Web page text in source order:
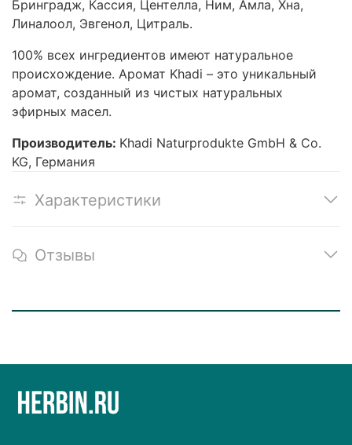
Бринградж, Кассия, Центелла, Ним, Амла, Хна,
Линалоол, Эвгенол, Цитраль.
100% всех ингредиентов имеют натуральное
происхождение. Аромат Khadi – это уникальный
аромат, созданный из чистых натуральных
эфирных масел.
Производитель: Khadi Naturprodukte GmbH & Co.
KG, Германия
Характеристики
Отзывы